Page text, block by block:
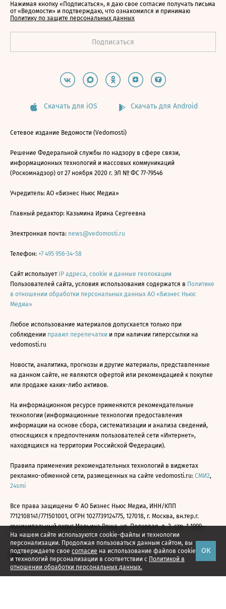
На нашем сайте используются cookie-файлы и технологии
персонализации. Продолжая пользоваться данным сайтом, вы
подтверждаете свое согласие на использование файлов cookie
и технологий персонализации в соответствии с Политикой в
отношении обработки персональных данных.
ОК
Нажимая кнопку «Подписаться», я даю свое согласие получать письма
от «Ведомости» и подтверждаю, что ознакомился и принимаю
Политику по защите персональных данных
Скачать для iOS Скачать для Android
Сетевое издание Ведомости (Vedomosti)
Решение Федеральной службы по надзору в сфере связи,
информационных технологий и массовых коммуникаций
(Роскомнадзор) от 27 ноября 2020 г. ЭЛ № ФС 77-79546
Учредитель: АО «Бизнес Ньюс Медиа»
Главный редактор: Казьмина Ирина Сергеевна
Электронная почта: news@vedomosti.ru
Телефон: +7 495 956-34-58
Сайт использует IP адреса, cookie и данные геолокации
Пользователей сайта, условия использования содержатся в Политике
в отношении обработки персональных данных АО «Бизнес Ньюс
Медиа»
Любое использование материалов допускается только при
соблюдении правил перепечатки и при наличии гиперссылки на
vedomosti.ru
Новости, аналитика, прогнозы и другие материалы, представленные
на данном сайте, не являются офертой или рекомендацией к покупке
или продаже каких-либо активов.
На информационном ресурсе применяются рекомендательные
технологии (информационные технологии предоставления
информации на основе сбора, систематизации и анализа сведений,
относящихся к предпочтениям пользователей сети «Интернет»,
находящихся на территории Российской Федерации).
Правила применения рекомендательных технологий в виджетах
рекламно-обменной сети, размещенных на сайте vedomosti.ru: СМИ2,
24smi
Все права защищены © АО Бизнес Ньюс Медиа, ИНН/КПП
7712108141/771501001, ОГРН 1027739124775, 127018, г. Москва, вн.тер.г.
муниципальный округ Марьина Роща, ул. Полковая, д. 3, стр. 1 1999—
2026